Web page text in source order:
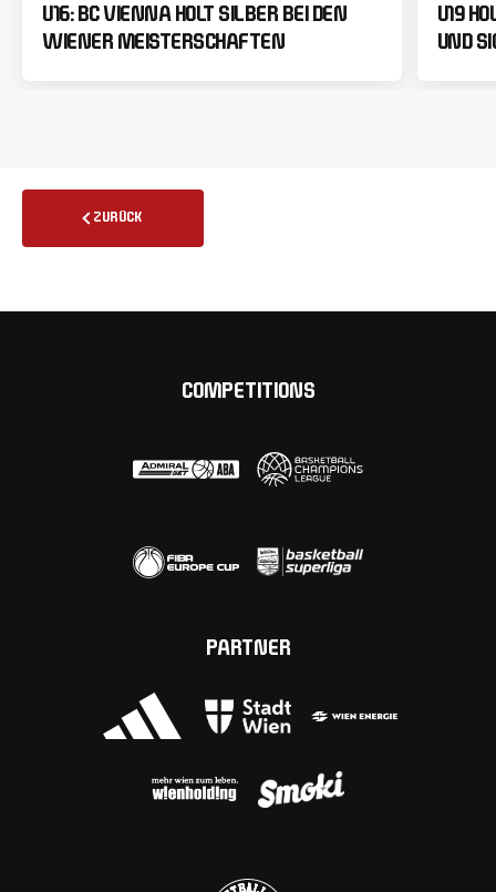
U16: BC VIENNA HOLT SILBER BEI DEN
WIENER MEISTERSCHAFTEN
U19
UND
ZURÜCK
COMPETITIONS
PARTNER